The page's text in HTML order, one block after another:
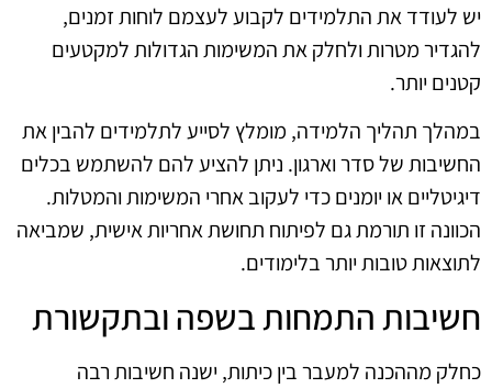
יש לעודד את התלמידים לקבוע לעצמם לוחות זמנים,
להגדיר מטרות ולחלק את המשימות הגדולות למקטעים
קטנים יותר.
במהלך תהליך הלמידה, מומלץ לסייע לתלמידים להבין את
החשיבות של סדר וארגון. ניתן להציע להם להשתמש בכלים
דיגיטליים או יומנים כדי לעקוב אחרי המשימות והמטלות.
הכוונה זו תורמת גם לפיתוח תחושת אחריות אישית, שמביאה
לתוצאות טובות יותר בלימודים.
חשיבות התמחות בשפה ובתקשורת
כחלק מההכנה למעבר בין כיתות, ישנה חשיבות רבה